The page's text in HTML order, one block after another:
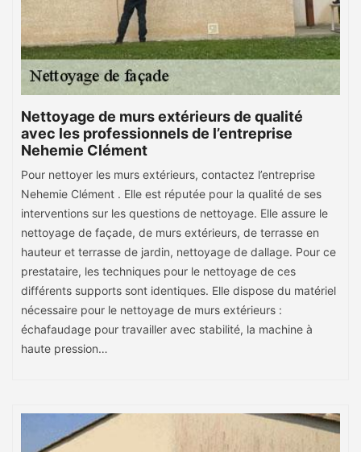
Nettoyage de murs extérieurs de qualité
avec les professionnels de l’entreprise
Nehemie Clément
Pour nettoyer les murs extérieurs, contactez l’entreprise
Nehemie Clément . Elle est réputée pour la qualité de ses
interventions sur les questions de nettoyage. Elle assure le
nettoyage de façade, de murs extérieurs, de terrasse en
hauteur et terrasse de jardin, nettoyage de dallage. Pour ce
prestataire, les techniques pour le nettoyage de ces
différents supports sont identiques. Elle dispose du matériel
nécessaire pour le nettoyage de murs extérieurs :
échafaudage pour travailler avec stabilité, la machine à
haute pression…